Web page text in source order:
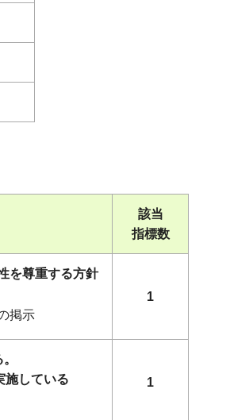
該当
指標数
を尊重する方針
掲示
1
施している
1